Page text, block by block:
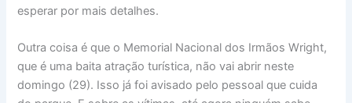
esperar por mais detalhes.
Outra coisa é que o Memorial Nacional dos Irmãos Wright,
que é uma baita atração turística, não vai abrir neste
domingo (29). Isso já foi avisado pelo pessoal que cuida